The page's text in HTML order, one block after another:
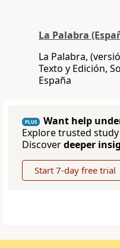
La Palabra
La Palabra,
Texto y Edición,
España
PLUS
Want help
Explore trusted
Discoverdeeper
Start 7-day free trial